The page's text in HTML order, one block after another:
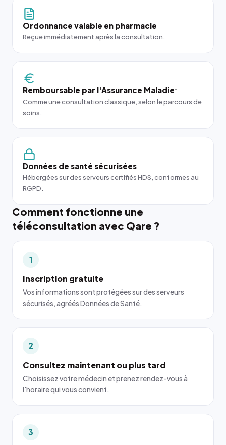
Ordonnance valable en pharmacie
Reçue immédiatement après la consultation.
Remboursable par l'Assurance Maladie*
Comme une consultation classique, selon le parcours de
soins.
Données de santé sécurisées
Hébergées sur des serveurs certifiés HDS, conformes au
RGPD.
Comment fonctionne une
téléconsultation avec Qare ?
1
Inscription gratuite
Vos informations sont protégées sur des serveurs
sécurisés, agréés Données de Santé.
2
Consultez maintenant ou plus tard
Choisissez votre médecin et prenez rendez-vous à
l'horaire qui vous convient.
3